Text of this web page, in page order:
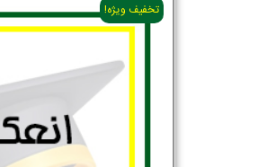
تخفیف ویژه!